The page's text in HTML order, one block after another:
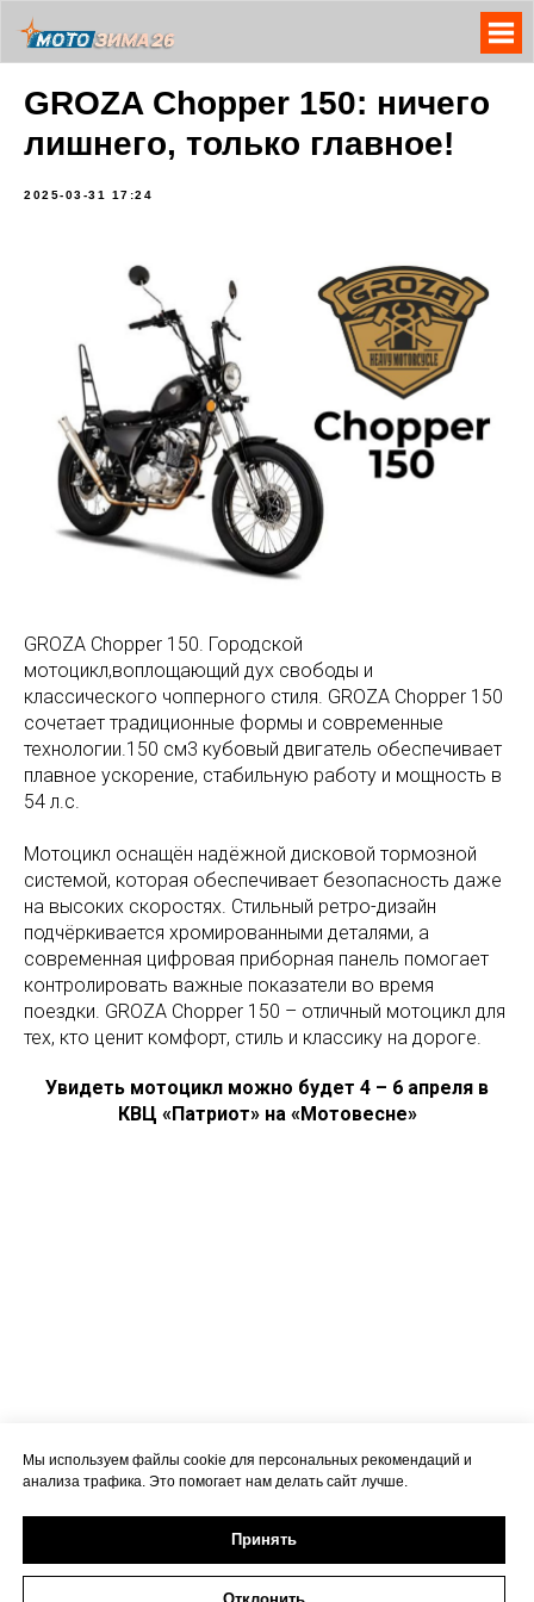
GROZA Chopper 150: ничего
лишнего, только главное!
2025-03-31 17:24
GROZA Chopper 150. Городской
мотоцикл,воплощающий дух свободы и
классического чопперного стиля. GROZA Chopper 150
сочетает традиционные формы и современные
технологии.150 см3 кубовый двигатель обеспечивает
плавное ускорение, стабильную работу и мощность в
54 л.с.
Мотоцикл оснащён надёжной дисковой тормозной
системой, которая обеспечивает безопасность даже
на высоких скоростях. Стильный ретро-дизайн
подчёркивается хромированными деталями, а
современная цифровая приборная панель помогает
контролировать важные показатели во время
поездки. GROZA Chopper 150 – отличный мотоцикл для
тех, кто ценит комфорт, стиль и классику на дороге.
Увидеть мотоцикл можно будет 4 – 6 апреля в
КВЦ «Патриот» на «Мотовесне»
Мы используем файлы cookie для персональных рекомендаций и
анализа трафика. Это помогает нам делать сайт лучше.
Принять